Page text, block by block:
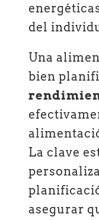
del
Una
bien
La clave
asegurar